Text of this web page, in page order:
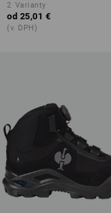
2 Varianty
od 25,01 €
(v. DPH)